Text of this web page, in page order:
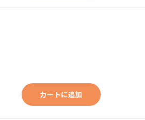
カートに追加